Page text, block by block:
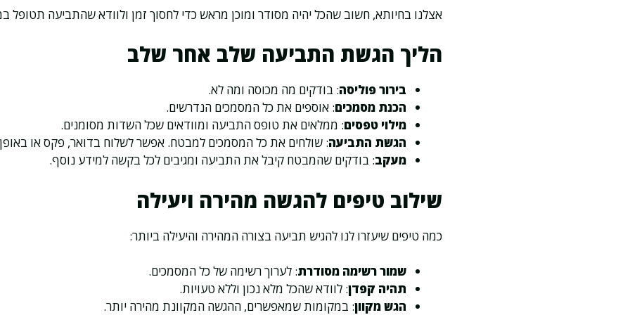
אצלנו בחיותא, חשוב שהכל יהיה מסודר ומוכן מראש כדי לחסוך זמן ולוודא שהתביעה תטופל
הליך הגשת התביעה שלב אחר שלב
בירור פוליסה: בודקים מה מכוסה ומה לא.
הכנת מסמכים: אוספים את כל המסמכים הנדרשים.
מילוי טפסים: ממלאים את טופס התביעה ומוודאים שכל השדות מסומנים.
הגשת התביעה: שולחים את כל המסמכים למבטח. אפשר לשלוח בדואר, פקס או באופן
מעקב: בודקים שהמבטח קיבל את התביעה ומגיבים לכל בקשה למידע נוסף.
שילוב טיפים להגשה מהירה ויעילה
כמה טיפים שיעזרו לנו להגיש תביעה בצורה המהירה והיעילה ביותר:
שמור רשימה מסודרת: לערוך רשימה של כל המסמכים.
תהיה קפדן: לוודא שהכל מלא נכון וללא טעויות.
הגש מקוון: במקומות שמאפשרים, ההגשה המקוונת מהירה יותר.